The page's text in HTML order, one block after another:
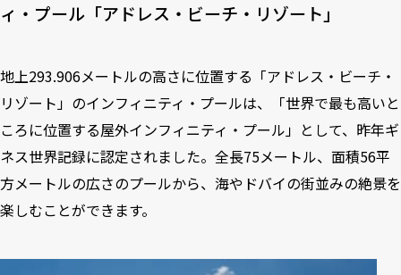
世界最大の観覧車（予定）「エイン・ドバイ」
9
世界で最も高いウォータースライド「アクアベンチャー（アト
ランティス・ザ・パーム内）」
10
世界最大のアートキャンバス「サシャ・ジャフリ」
11
【現地最新情報】デジタルアート・ミュージアムがオープン
ィ・プール「アドレス・ビーチ・リゾート」
地上293.906メートルの高さに位置する「アドレス・ビーチ・
リゾート」のインフィニティ・プールは、「世界で最も高いと
ころに位置する屋外インフィニティ・プール」として、昨年ギ
ネス世界記録に認定されました。全長75メートル、面積56平
方メートルの広さのプールから、海やドバイの街並みの絶景を
楽しむことができます。